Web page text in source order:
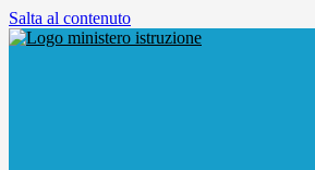
Salta al contenuto